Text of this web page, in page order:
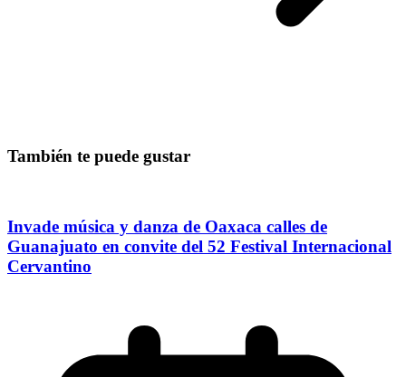
También te puede gustar
Invade música y danza de Oaxaca calles de
Guanajuato en convite del 52 Festival Internacional
Cervantino